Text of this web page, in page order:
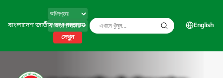
বাংলাদেশ জাতীয় তথ্য বাতায়ন
দেখুন
English